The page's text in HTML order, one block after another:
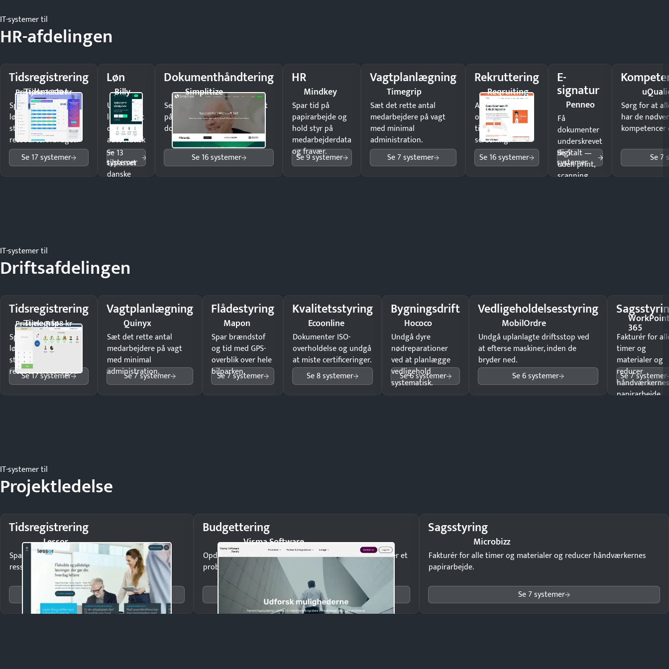
IT-systemer til
HR-afdelingen
Tidsregistrering
Tidsmester
Pristjek: 1.200 kr
Spar tid på
lønberegning og få
styr på
ressourceforbruget.
Se 17 systemer
Løn
Billy
Udbetal
løn korrekt
og
automatisk
—
tilpasset
danske
Se 13
systemer
Dokumenthåndtering
Simplitize
Send kontrakter til underskrift
på minutter og mist ingen
dokumenter.
Se 16 systemer
HR
Mindkey
Spar tid på
papirarbejde og
hold styr på
medarbejderdata
og fravær.
Se 9 systemer
Vagtplanlægning
Timegrip
Sæt det rette antal
medarbejdere på vagt
med minimal
administration.
Se 7 systemer
Rekruttering
Reqruiting
Ansæt hurtigere
og brug færre
timer på manuel
screening.
Se 16 systemer
E-
signatur
Penneo
Få
dokumenter
underskrevet
digitalt —
uden print,
scanning
Se 5
systemer
Sørg for at
har de
Se 7
IT-systemer til
Driftsafdelingen
Tidsregistrering
Timegrip
Pristjek: 7.548 kr
Spar tid på
lønberegning og få
styr på
ressourceforbruget.
Se 17 systemer
Vagtplanlægning
Quinyx
Sæt det rette antal
medarbejdere på vagt
med minimal
administration.
Se 7 systemer
Flådestyring
Mapon
Spar brændstof
og tid med GPS-
overblik over hele
bilparken.
Se 7 systemer
Kvalitetsstyring
Ecoonline
Dokumenter ISO-
overholdelse og undgå
at miste certificeringer.
Se 8 systemer
Bygningsdrift
Hococo
Undgå dyre
nødreparationer
ved at planlægge
vedligehold
systematisk.
Se 6 systemer
Vedligeholdelsesstyring
MobilOrdre
Undgå uplanlagte driftsstop ved
at efterse maskiner, inden de
bryder ned.
Se 6 systemer
365
Fakturér for
timer og
materialer og
reducer
håndværkernes
papirarbejde.
Se 7 systemer
IT-systemer til
Projektledelse
Tidsregistrering
Lessor
Spar tid på lønberegning og få styr på
ressourceforbruget.
Se 17 systemer
Budgettering
Visma Software
Opdag budgetafvigelser i tide og grib ind, inden de bliver et
problem.
Se 6 systemer
Sagsstyring
Microbizz
Fakturér for alle timer og materialer og reducer håndværkernes
papirarbejde.
Se 7 systemer